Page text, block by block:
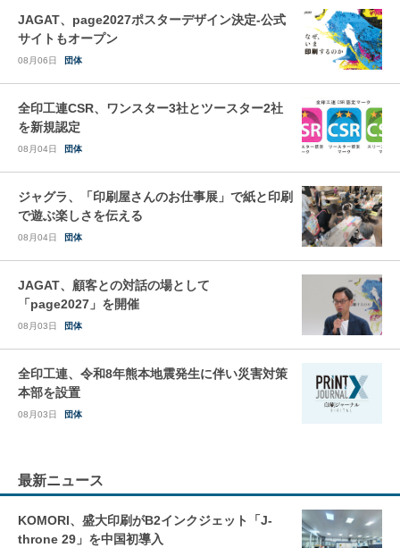
JAGAT、page2027ポスターデザイン決定-公式
サイトもオープン
08月06日 団体
全印工連CSR、ワンスター3社とツースター2社
を新規認定
08月04日 団体
ジャグラ、「印刷屋さんのお仕事展」で紙と印刷
で遊ぶ楽しさを伝える
08月04日 団体
JAGAT、顧客との対話の場として
「page2027」を開催
08月03日 団体
全印工連、令和8年熊本地震発生に伴い災害対策
本部を設置
08月03日 団体
最新ニュース
KOMORI、盛大印刷がB2インクジェット「J-
throne 29」を中国初導入